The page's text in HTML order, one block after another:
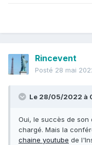
Rincevent
Posté 28 mai
Le 28/05/2022 à
Oui, le succès de
chargé. Mais la
chaine youtube de